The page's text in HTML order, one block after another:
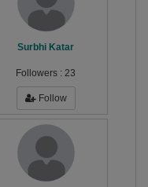
Surbhi Katar
Followers : 23
Follow